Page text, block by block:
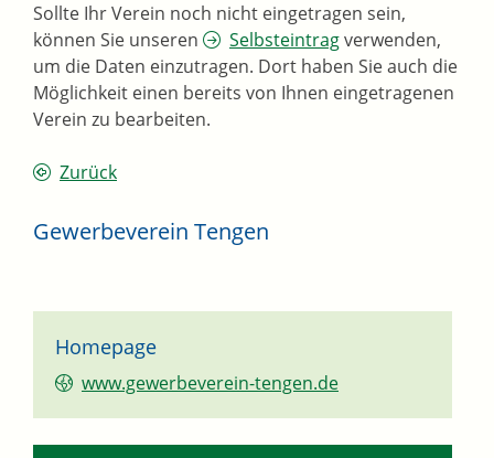
Sollte Ihr Verein noch nicht eingetragen sein,
können Sie unseren
Selbsteintragverwenden,
um die Daten einzutragen. Dort haben Sie auch die
Möglichkeit einen bereits von Ihnen eingetragenen
Verein zu bearbeiten.
Zurück
Gewerbeverein Tengen
Homepage
www.gewerbeverein-tengen.de